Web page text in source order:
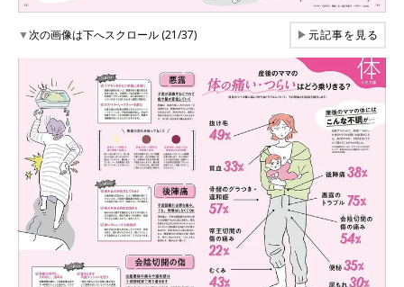
▼次の画像は下へスクロール (21/37) ▶元記事を見る